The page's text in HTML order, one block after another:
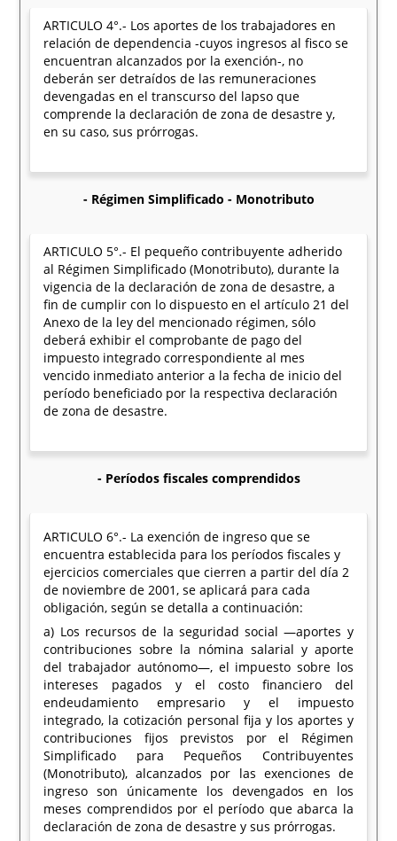
ARTICULO 4°.- Los aportes de los trabajadores en
relación de dependencia -cuyos ingresos al fisco se
encuentran alcanzados por la exención-, no
deberán ser detraídos de las remuneraciones
devengadas en el transcurso del lapso que
comprende la declaración de zona de desastre y,
en su caso, sus prórrogas.
- Régimen Simplificado - Monotributo
ARTICULO 5°.- El pequeño contribuyente adherido
al Régimen Simplificado (Monotributo), durante la
vigencia de la declaración de zona de desastre, a
fin de cumplir con lo dispuesto en el artículo 21 del
Anexo de la ley del mencionado régimen, sólo
deberá exhibir el comprobante de pago del
impuesto integrado correspondiente al mes
vencido inmediato anterior a la fecha de inicio del
período beneficiado por la respectiva declaración
de zona de desastre.
- Períodos fiscales comprendidos
ARTICULO 6°.- La exención de ingreso que se
encuentra establecida para los períodos fiscales y
ejercicios comerciales que cierren a partir del día 2
de noviembre de 2001, se aplicará para cada
obligación, según se detalla a continuación:
a) Los recursos de la seguridad social —aportes y
contribuciones sobre la nómina salarial y aporte
del trabajador autónomo—, el impuesto sobre los
intereses pagados y el costo financiero del
endeudamiento empresario y el impuesto
integrado, la cotización personal fija y los aportes y
contribuciones fijos previstos por el Régimen
Simplificado para Pequeños Contribuyentes
(Monotributo), alcanzados por las exenciones de
ingreso son únicamente los devengados en los
meses comprendidos por el período que abarca la
declaración de zona de desastre y sus prórrogas.